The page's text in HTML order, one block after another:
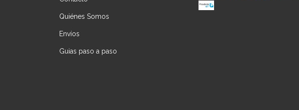
Quiénes Somos
Envíos
Guias paso a paso